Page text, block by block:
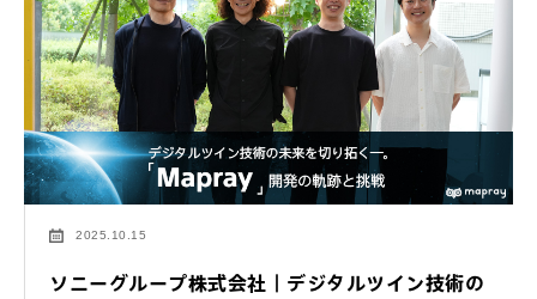
2025.10.15
ソニーグループ株式会社｜デジタルツイン技術の